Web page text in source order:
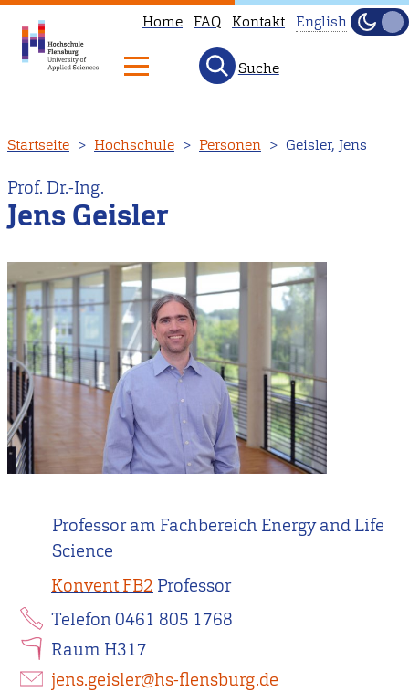
zum
Inhalt
Home FAQ Kontakt
not
to
page
instead.
English
Hell
Suche
Startseite Hochschule Personen Geisler, Jens
Prof. Dr.-Ing.
Jens Geisler
Professor am Fachbereich Energy and Life
Science
Konvent FB2 Professor
Telefon 0461 805 1768
Raum H317
jens.geisler@hs-flensburg.de